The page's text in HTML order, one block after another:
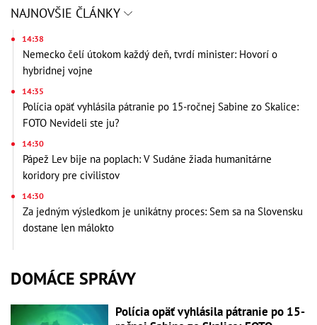
NAJNOVŠIE ČLÁNKY
14:38
Nemecko čelí útokom každý deň, tvrdí minister: Hovorí o
hybridnej vojne
14:35
Polícia opäť vyhlásila pátranie po 15-ročnej Sabine zo Skalice:
FOTO Nevideli ste ju?
14:30
Pápež Lev bije na poplach: V Sudáne žiada humanitárne
koridory pre civilistov
14:30
Za jedným výsledkom je unikátny proces: Sem sa na Slovensku
dostane len málokto
DOMÁCE SPRÁVY
Polícia opäť vyhlásila pátranie po 15-